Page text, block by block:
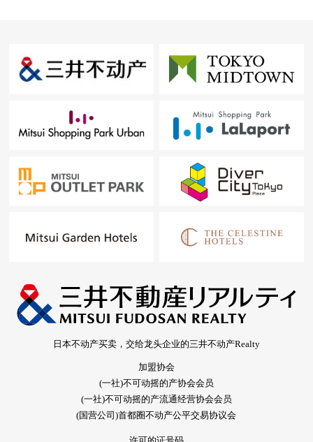
日本不动产买卖，交给龙头企业的三井不动产Realty
加盟协会
(一社)不可动摇的产协会会员
(一社)不可动摇的产流通经营协会会员
(国营公司)首都圈不动产公平交易协议会